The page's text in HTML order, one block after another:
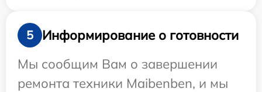
5
Информирование о готовности
Мы сообщим Вам о завершении
ремонта техники Maibenben, и мы